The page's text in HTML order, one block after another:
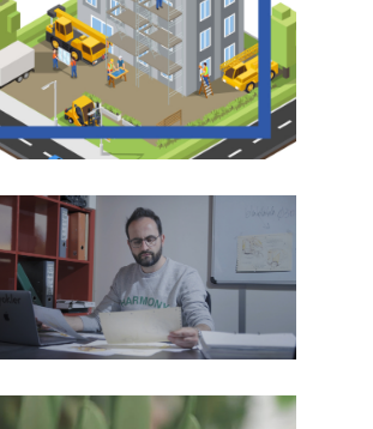
ALPAC - MOTION DESIGN
RÉNOVATION BÂTIMENT
FILM CORPORATE
CCI LYON ROANNE SI ETIENNE